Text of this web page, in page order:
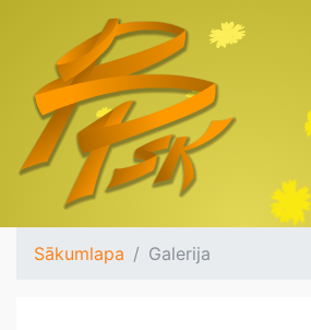
Sākumlapa Galerija